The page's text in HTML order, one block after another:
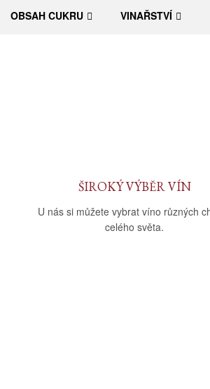
OBSAH CUKRU VINAŘSTVÍ
ŠIROKÝ VÝBĚR VÍN
U nás si můžete vybrat víno různých
celého světa.